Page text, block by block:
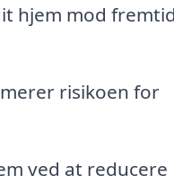
hjem mod
risikoen for
ved at reducere